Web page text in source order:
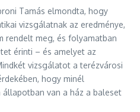
Tamás elmondta, hogy
vizsgálatnak az eredménye,
rendelt meg, és folyamatban
érinti – és amelyet az
vizsgálatot a terézvárosi
hogy minél
van a ház a baleset